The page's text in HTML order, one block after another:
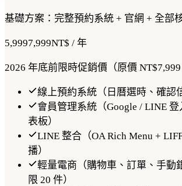
基礎方案：完整預約系統 + 官網 + 全部
5,9997,999NT$ / 年
2026 年底前限時促銷價（原價 NT$7,999
線上預約系統（日曆選時、確認
會員管理系統（Google / LINE 登
表板）
LINE 整合（OA Rich Menu +
播）
輕量電商（購物車、訂單、手動
限 20 件）